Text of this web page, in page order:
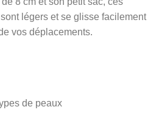
sont légers et se glisse facilement
vos déplacements.
de peaux